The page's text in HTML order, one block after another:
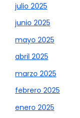
julio 2025
junio 2025
mayo 2025
abril 2025
marzo 2025
febrero 2025
enero 2025